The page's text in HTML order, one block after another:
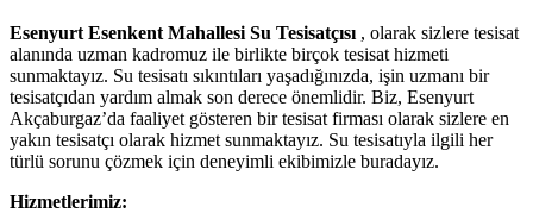
Esenyurt Esenkent Mahallesi Su Tesisatçısı , olarak sizlere tesisat
alanında uzman kadromuz ile birlikte birçok tesisat hizmeti
sunmaktayız. Su tesisatı sıkıntıları yaşadığınızda, işin uzmanı bir
tesisatçıdan yardım almak son derece önemlidir. Biz, Esenyurt
Akçaburgaz’da faaliyet gösteren bir tesisat firması olarak sizlere en
yakın tesisatçı olarak hizmet sunmaktayız. Su tesisatıyla ilgili her
türlü sorunu çözmek için deneyimli ekibimizle buradayız.
Hizmetlerimiz: